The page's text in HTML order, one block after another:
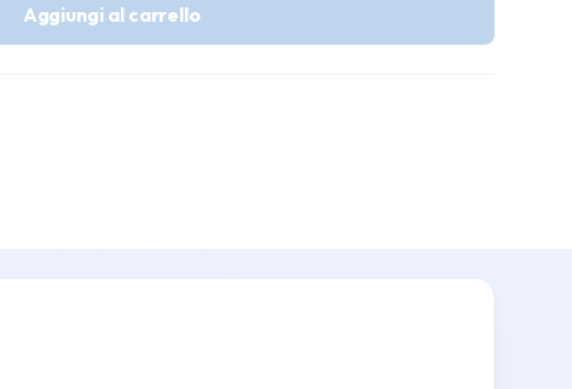
Aggiungi al carrello